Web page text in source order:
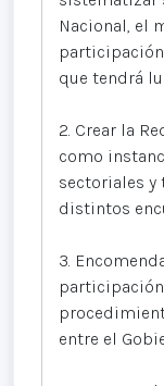
Nacional, el
que tendrá
2. Crear la
como
sectoriales y
distintos
3.
entre el